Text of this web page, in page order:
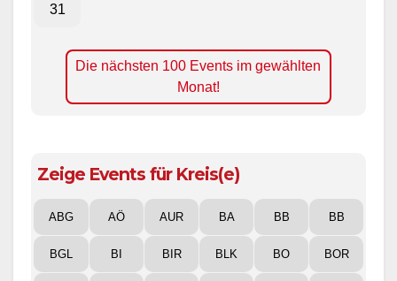
31
Die nächsten 100 Events im gewählten
Monat!
Zeige Events für Kreis(e)
ABG AÖ AUR BA BB BB
BGL BI BIR BLK BO BOR